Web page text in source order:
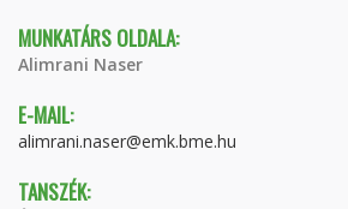
MUNKATÁRS OLDALA:
Alimrani Naser
E-MAIL:
alimrani.naser@emk.bme.hu
TANSZÉK: